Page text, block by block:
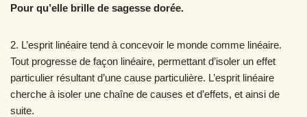
Pour qu’elle brille de sagesse dorée.
2. L’esprit linéaire tend à concevoir le monde comme linéaire.
Tout progresse de façon linéaire, permettant d’isoler un effet
particulier résultant d’une cause particulière. L’esprit linéaire
cherche à isoler une chaîne de causes et d’effets, et ainsi de
suite.